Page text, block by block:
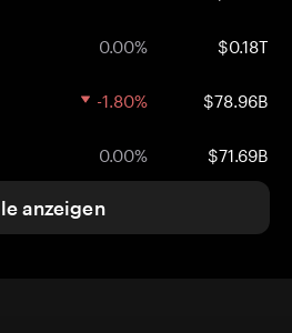
0.00% $0.18T
-1.80% $78.96B
0.00% $71.69B
anzeigen